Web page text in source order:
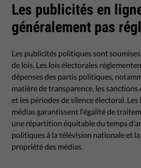
Les publicités en
généralement pas
Les publicités politiques sont
de lois. Les lois électorales
dépenses des partis politiques,
matière de transparence, les
et les périodes de silence électoral.
médias garantissent l'égalité de
une répartition équitable du temps
politiques à la télévision nationale et
propriété des médias.